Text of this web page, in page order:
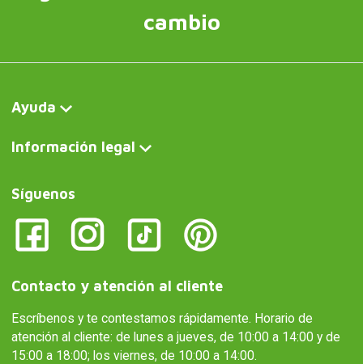
cambio
Ayuda
Información legal
Síguenos
Contacto y atención al cliente
Escríbenos y te contestamos rápidamente. Horario de
atención al cliente: de lunes a jueves, de 10:00 a 14:00 y de
15:00 a 18:00; los viernes, de 10:00 a 14:00.